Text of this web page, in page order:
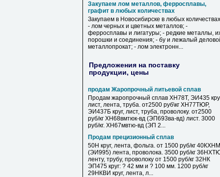
Закупаем лом металлов, ферросплавы,
графит в любых количествах
Закупаем в Новосибирске в любых
- лом черных и цветных металлов; -
ферросплавы и лигатуры; - редкие металлы,
порошки и соединения; - бу и лежалый
металлопрокат; - лом электронн...
Предложения на поставку
продукции, цены
продам Жаропрочный литьевой сплав
Продам жаропрочный сплав ХН78Т, ЭИ435
лист, лента, труба. от2500 руб\кг ХН77ТЮР,
ЭИ437Б круг, лист, труба, проволоку. от2500
руб/кг ХН68вмтюк-вд (ЭП693ва-вд) лист. 3000
руб/кг. ХН67мвтю-вд (ЭП 2...
Продам прецизионный сплав
50Н круг, лента, фольга. от 1500 руб/кг 40КХНМ
(ЭИ995) лента, проволока. 3500 руб/кг
ленту, трубу, проволоку от 1500 руб/кг 32НК
ЭП475 круг: ? 42 мм и ? 100 мм. 1200 руб/кг
29НКВИ круг, лента, л...